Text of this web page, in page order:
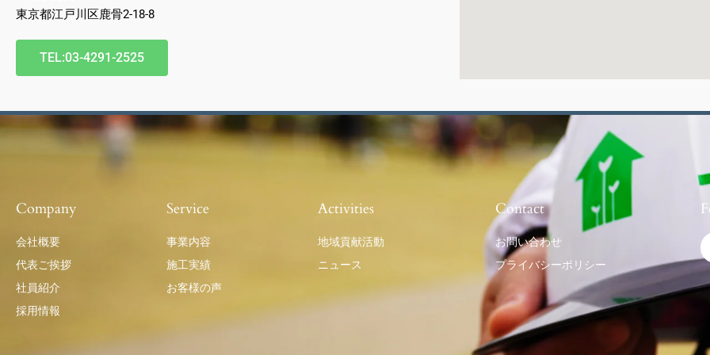
東京都江戸川区鹿骨2-18-8
TEL:03-4291-2525
Company
会社概要
代表ご挨拶
社員紹介
採用情報
Service
事業内容
施工実績
お客様の声
Activities
地域貢献活動
ニュース
Contact
お問い合わせ
プライバシーポリシー